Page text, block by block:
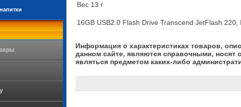
Вес 13 г
16GB USB2.0 Flash Drive Transcend JetFlash
Информация о характеристиках товаров,
данном сайте, являются справочными, носят
являться предметом каких-либо